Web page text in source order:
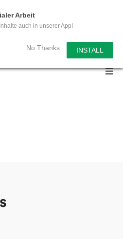
Arbeit
auch in unserer App!
No Thanks INSTALL
für 3 Millionen